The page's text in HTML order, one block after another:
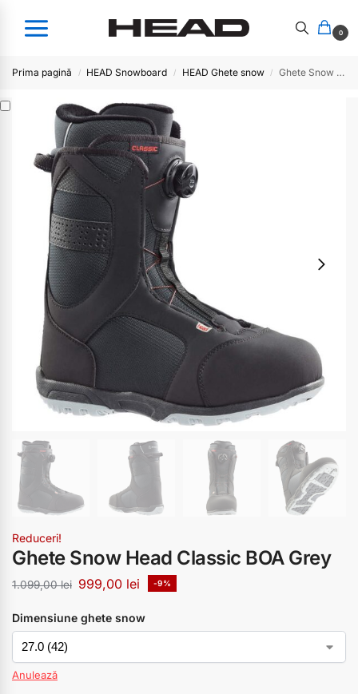
0
Prima pagină / HEAD Snowboard / HEAD Ghete snow / Ghete Snow Head Classic BOA Grey
Reduceri!
Ghete Snow Head Classic BOA Grey
1.099,00lei 999,00 lei -9%
Dimensiune ghete snow
Anulează